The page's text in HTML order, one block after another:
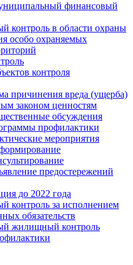
финансовый
контроль в области охраны
особо охраняемых
контроля
причинения вреда (ущерба)
законом ценностям
обсуждения
профилактики
мероприятия
предостережений
до 2022 года
контроль за исполнением
обязательств
жилищный контроль